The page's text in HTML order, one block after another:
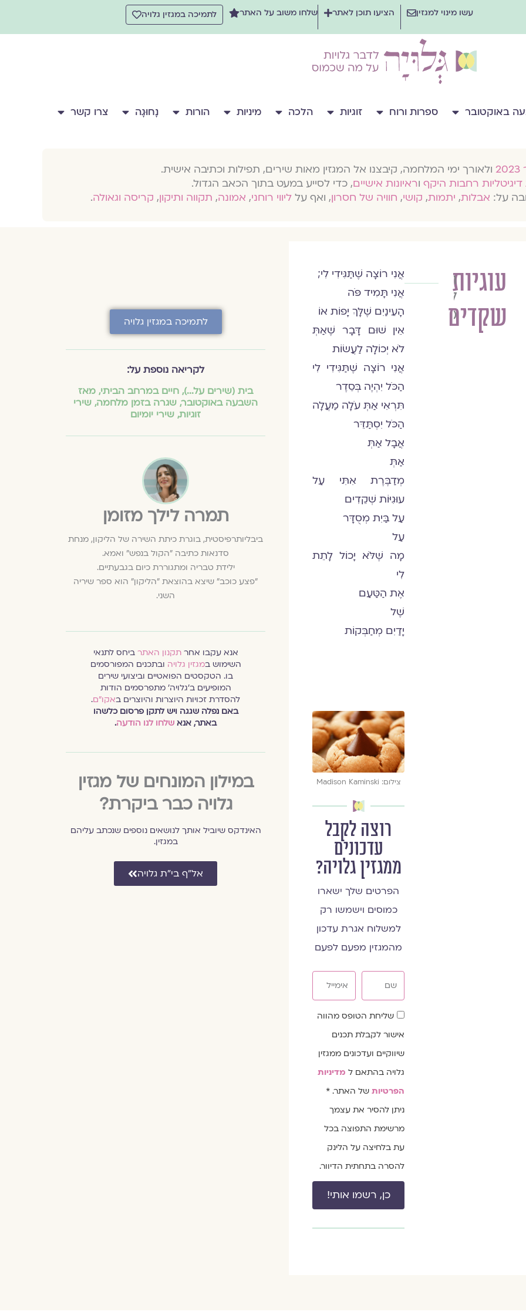
עשו מינוי למגזין הציעו תוכן לאתר שלחו משוב על האתר לתמיכה במגזין גלויה
באוקטובר ספרות ורוח זוגיות הלכה מיניות הורות נָחוּגָה צרו קשר
ולאורך ימי המלחמה, קיבצנו אל המגזין מאות שירים, תפילות וכתיבה אישית.
רחבות היקף וראיונות אישיים, כדי לסייע במעט בתוך הכאב הגדול.
על: אבלות, יתמות, קושי, חוויה של חסרון, ואף על ליווי רוחני, אמונה, תקווה ותיקון, קריסה וגאולה.
עוגיות
שקדים
תמרה
לילך
מזומן
אֲנִי רוֹצָה שֶׁתַּגִּידִי לִי;
אֲנִי תָּמִיד פֹּה
הָעֵינַיִם שֶׁלָּךְ יָפוֹת אוֹ
אֵין שׁוּם דָּבָר שֶׁאַתְּ
לֹא יְכוֹלָה לַעֲשׂוֹת
אֲנִי רוֹצָה שֶׁתַּגִּידִי לִי
הַכֹּל יִהְיֶה בְּסֵדֶר
תִּרְאִי אַתְּ עֹלָה מַעֲלָה
הַכֹּל יִסְתַּדֵּר
אֲבָל אַתְּ
אַתְּ
מְדַבֶּרֶת אִתִּי עַל
עוּגִיּוֹת שְׁקֵדִים
עַל בַּיִת מְסֻדָּר
עַל
מָה שֶׁלֹּא יָכוֹל לָתֵת
לִי
אֶת הַטַּעַם
שֶׁל
יָדַיִם מְחַבְּקוֹת
צילום: Madison Kaminski
רוצה לקבל
עדכונים
ממגזין גלויה?
הפרטים שלך ישארו
כמוסים וישמשו רק
למשלוח אגרת עדכון
מהמגזין מפעם לפעם
שדהשליחת הטופס מהווה
אישור לקבלת תכנים
שיווקיים ועדכונים ממגזין
גלויה בהתאם למדיניות
הפרטיותשל האתר. *
ניתן להסיר את עצמך
מרשימת התפוצה בכל
עת בלחיצה על הלינק
להסרה בתחתית הדיוור.
כן, רשמו אותי!
לתמיכה במגזין גלויה
לקריאה נוספת על:
בית (שירים על...), חיים במרחב הביתי, מאז
השבעה באוקטובר, שגרה בזמן מלחמה, שירי
זוגיות, שירי יומיום
תמרה לילך מזומן
ביבליותרפיסטית, בוגרת כיתת השירה של הליקון, מנחת
סדנאות כתיבה "הקול בנפש" ואמא.
ילידת טבריה ומתגוררת כיום בגבעתיים.
"פצע כוכב" שיצא בהוצאת "הליקון" הוא ספר שיריה
השני.
אנא עקבו אחרתקנון האתר ביחס לתנאי
השימוש במגזין גלויה ובתכנים המפורסמים
בו. הטקסטים הפואטיים וביצועי שירים
המופיעים ב׳גלויה׳ מתפרסמים הודות
להסדרת זכויות היוצרות והיוצרים באקו״ם.
באם נפלה שגגה ויש לתקן פרסום כלשהו
באתר, אנא שלחו לנו הודעה.
במילון המונחים של מגזין
גלויה כבר ביקרת?
האינדקס שיוביל אותך לנושאים נוספים שנכתב עליהם
במגזין.
אל״ף בי״ת גלויה